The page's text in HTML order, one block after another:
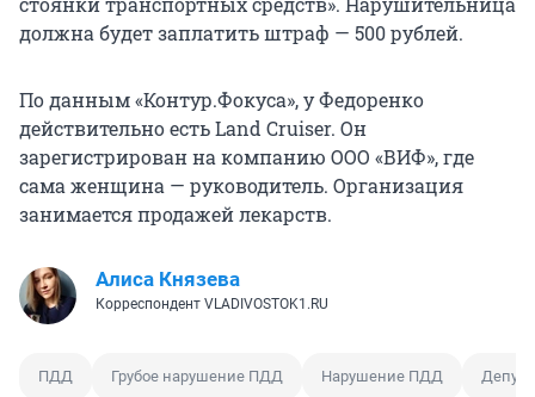
должна будет заплатить штраф — 500 рублей.
По данным «Контур.Фокуса», у Федоренко
действительно есть Land Cruiser. Он
зарегистрирован на компанию ООО «ВИФ», где
сама женщина — руководитель. Организация
занимается продажей лекарств.
Алиса Князева
Корреспондент VLADIVOSTOK1.RU
ПДД Грубое нарушение ПДД Нарушение ПДД